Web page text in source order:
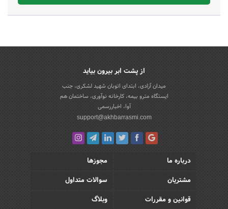
از پشت ابر بیرون بیاید
میدان آزادی، ابتدای اتوبان شهید لشکری، جنب
ایستگاه مترو بیمه، کارخانه نوآوری، ساختمان هم
آوا، اخباررسمی
support@akhbarrasmi.com
درباره ما
مجوزها
مشتریان
سوالات متداول
قوانین و مقررات
وبلاگ